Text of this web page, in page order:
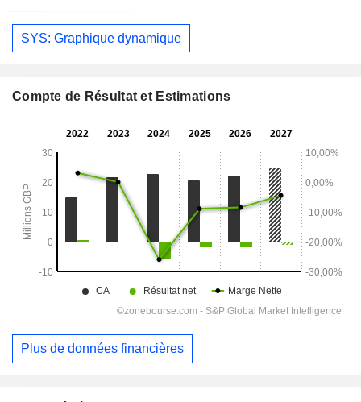
SYS: Graphique dynamique
Compte de Résultat et Estimations
Plus de données financières